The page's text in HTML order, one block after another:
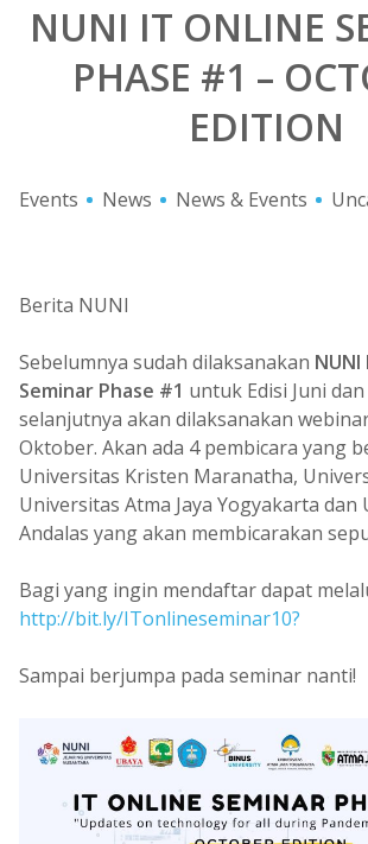
NUNI IT ONLINE
PHASE #1 –
EDITION
Events News News & Events
Berita NUNI
Sebelumnya sudah dilaksanakan
Seminar Phase #1 untuk Edisi Juni
selanjutnya akan dilaksanakan
Oktober. Akan ada 4 pembicara yang
Universitas Kristen Maranatha,
Universitas Atma Jaya Yogyakarta dan
Andalas yang akan membicarakan
Bagi yang ingin mendaftar dapat
http://bit.ly/ITonlineseminar10?
Sampai berjumpa pada seminar nanti!